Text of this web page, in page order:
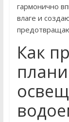
гармонично
влаге и
Как